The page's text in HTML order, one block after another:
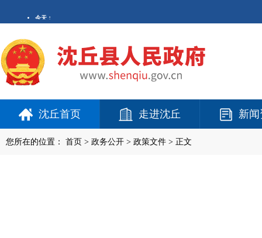
沈丘首页 走进沈丘 新
您所在的位置： 首页 > 政务公开 > 政策文件 > 正文